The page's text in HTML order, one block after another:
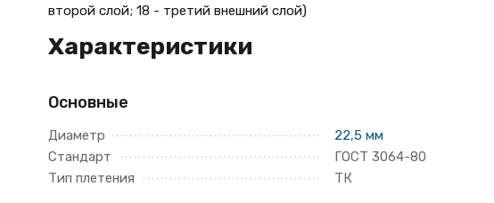
второй слой; 18 - третий внешний слой)
Характеристики
Основные
Диаметр
22,5 мм
Стандарт
ГОСТ 3064-80
Тип плетения
ТК